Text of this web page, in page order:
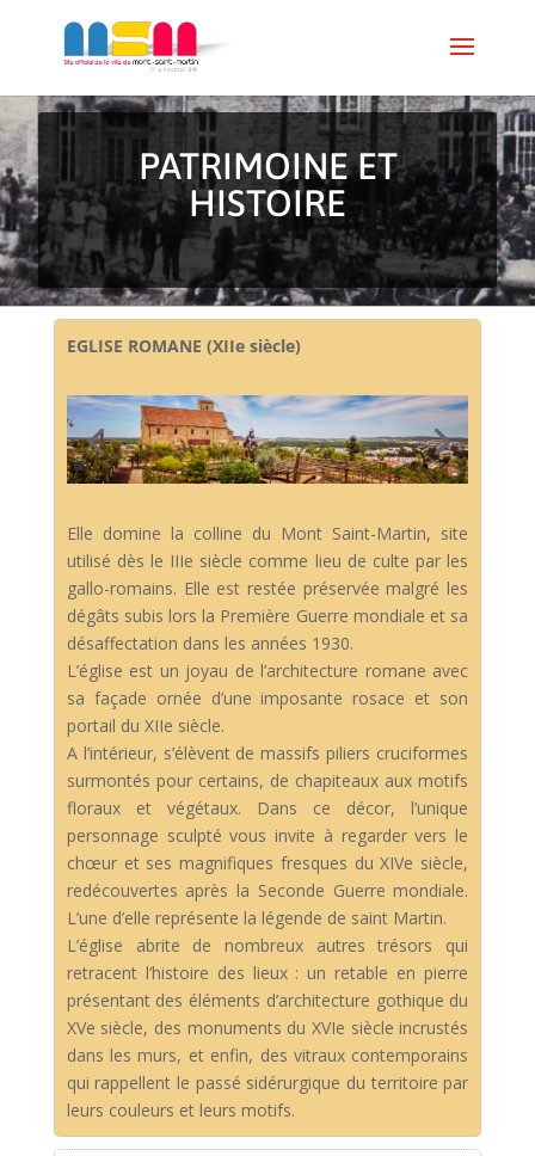
PATRIMOINE ET
HISTOIRE
EGLISE ROMANE (XIIe siècle)
Elle domine la colline du Mont Saint-Martin, site
utilisé dès le IIIe siècle comme lieu de culte par les
gallo-romains. Elle est restée préservée malgré les
dégâts subis lors la Première Guerre mondiale et sa
désaffectation dans les années 1930.
L’église est un joyau de l’architecture romane avec
sa façade ornée d’une imposante rosace et son
portail du XIIe siècle.
A l’intérieur, s’élèvent de massifs piliers cruciformes
surmontés pour certains, de chapiteaux aux motifs
floraux et végétaux. Dans ce décor, l’unique
personnage sculpté vous invite à regarder vers le
chœur et ses magnifiques fresques du XIVe siècle,
redécouvertes après la Seconde Guerre mondiale.
L’une d’elle représente la légende de saint Martin.
L’église abrite de nombreux autres trésors qui
retracent l’histoire des lieux : un retable en pierre
présentant des éléments d’architecture gothique du
XVe siècle, des monuments du XVIe siècle incrustés
dans les murs, et enfin, des vitraux contemporains
qui rappellent le passé sidérurgique du territoire par
leurs couleurs et leurs motifs.